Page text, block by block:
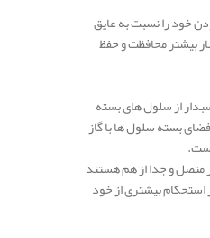
خود را نسبت به عایق
بیشتر محافظت و حفظ
از سلول های بسته
بسته سلول ها با گاز
متصل و جدا از هم هستند
استحکام بیشتری از خود